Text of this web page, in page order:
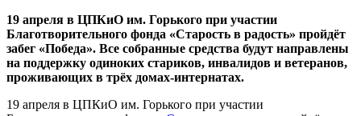
19 апреля в ЦПКиО им. Горького при участии
Благотворительного фонда «Старость в радость» пройдёт
забег «Победа». Все собранные средства будут направлены
на поддержку одиноких стариков, инвалидов и ветеранов,
проживающих в трёх домах-интернатах.
19 апреля в ЦПКиО им. Горького при участии